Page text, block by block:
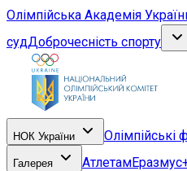
Олімпійська Академія
судДоброчесність спорту
НОК України Олімпійські
Галерея Атлетам